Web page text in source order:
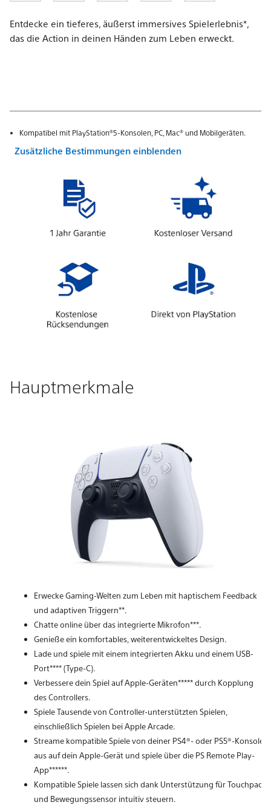
Entdecke ein tieferes, äußerst immersives Spielerlebnis*,
das die Action in deinen Händen zum Leben erweckt.
Kompatibel mit PlayStation®5-Konsolen, PC, Mac® und Mobilgeräten.
Zusätzliche Bestimmungen einblenden
Hauptmerkmale
Erwecke Gaming-Welten zum Leben mit haptischem Feedback
und adaptiven Triggern**.
Chatte online über das integrierte Mikrofon***.
Genieße ein komfortables, weiterentwickeltes Design.
Lade und spiele mit einem integrierten Akku und einem USB-
Port**** (Type-C).
Verbessere dein Spiel auf Apple-Geräten***** durch Kopplung
des Controllers.
Spiele Tausende von Controller-unterstützten Spielen,
einschließlich Spielen bei Apple Arcade.
Streame kompatible Spiele von deiner PS4®- oder PS5®-Konsole
aus auf dein Apple-Gerät und spiele über die PS Remote Play-
App******.
Kompatible Spiele lassen sich dank Unterstützung für Touchpad
und Bewegungssensor intuitiv steuern.